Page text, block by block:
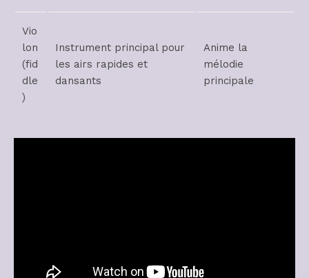
Vio
lon
(fid
dle
)
Instrument principal pour
les airs rapides et
dansants
Anime la
mélodie
principale